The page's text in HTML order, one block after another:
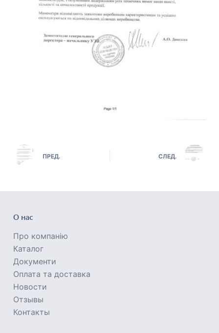
ПРЕД. СЛЕД.
О нас
Про компанію
Каталог
Документи
Оплата та доставка
Новости
Отзывы
Контакты